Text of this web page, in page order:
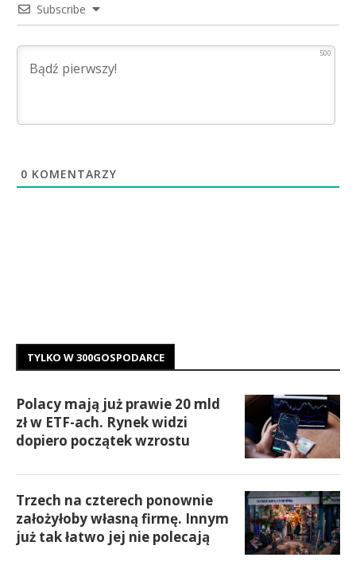
Subscribe
500
0 KOMENTARZY
TYLKO W 300GOSPODARCE
Polacy mają już prawie 20 mld
zł w ETF-ach. Rynek widzi
dopiero początek wzrostu
Trzech na czterech ponownie
założyłoby własną firmę. Innym
już tak łatwo jej nie polecają